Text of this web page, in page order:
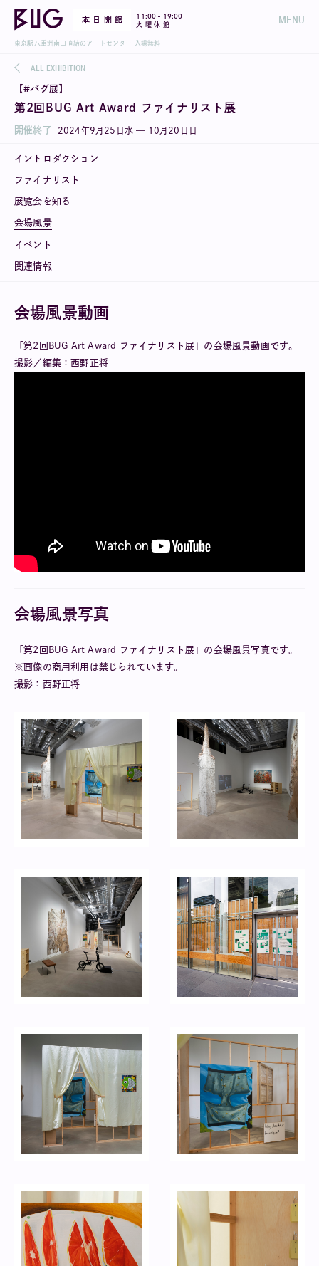
本 日 開 館 11:00 - 19:00
火 曜 休 館
MENU
東京駅八重洲南口直結のアートセンター 入場無料
ALL EXHIBITION
【#バグ展】
第2回BUG Art Award ファイナリスト展
開催終了 2024年9 月 25 日 水— 10 月 20 日 日
イントロダクション
ファイナリスト
展覧会を知る
会場風景
イベント
関連情報
会場風景動画
「第2回BUG Art Award ファイナリスト展」の会場風景動画です。
撮影／編集：西野正将
会場風景写真
「第2回BUG Art Award ファイナリスト展」の会場風景写真です。
※画像の商用利用は禁じられています。
撮影：西野正将